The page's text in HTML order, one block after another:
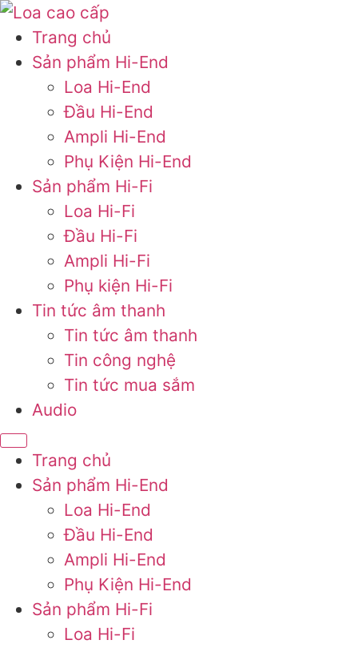
Trang chủ
Sản phẩm Hi-End
Loa Hi-End
Đầu Hi-End
Ampli Hi-End
Phụ Kiện Hi-End
Sản phẩm Hi-Fi
Loa Hi-Fi
Đầu Hi-Fi
Ampli Hi-Fi
Phụ kiện Hi-Fi
Tin tức âm thanh
Tin tức âm thanh
Tin công nghệ
Tin tức mua sắm
Audio
Trang chủ
Sản phẩm Hi-End
Loa Hi-End
Đầu Hi-End
Ampli Hi-End
Phụ Kiện Hi-End
Sản phẩm Hi-Fi
Loa Hi-Fi